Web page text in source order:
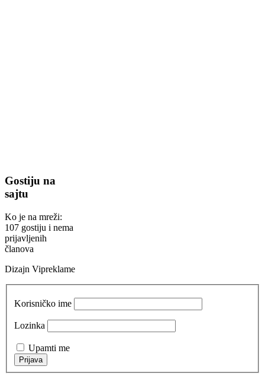
Gostiju na
sajtu
Ko je na mreži:
107 gostiju i nema
prijavljenih
članova
Dizajn Vipreklame
Korisničko ime
Lozinka
Upamti me